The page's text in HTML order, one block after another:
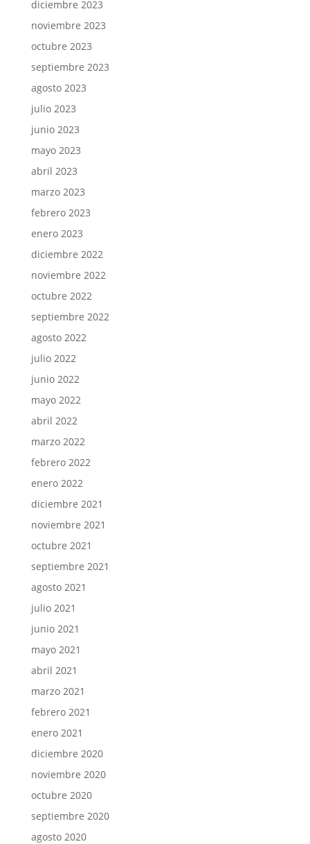
diciembre 2023
noviembre 2023
octubre 2023
septiembre 2023
agosto 2023
julio 2023
junio 2023
mayo 2023
abril 2023
marzo 2023
febrero 2023
enero 2023
diciembre 2022
noviembre 2022
octubre 2022
septiembre 2022
agosto 2022
julio 2022
junio 2022
mayo 2022
abril 2022
marzo 2022
febrero 2022
enero 2022
diciembre 2021
noviembre 2021
octubre 2021
septiembre 2021
agosto 2021
julio 2021
junio 2021
mayo 2021
abril 2021
marzo 2021
febrero 2021
enero 2021
diciembre 2020
noviembre 2020
octubre 2020
septiembre 2020
agosto 2020